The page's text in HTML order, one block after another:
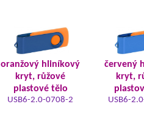
oranžový hliníkový
kryt, růžové
plastové tělo
USB6-2.0-0708-2
červený
kryt,
USB6-